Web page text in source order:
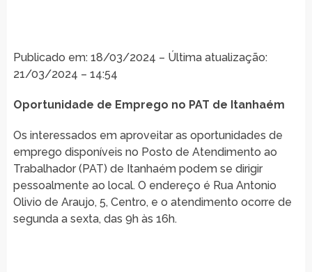
Publicado em: 18/03/2024 – Última atualização:
21/03/2024 – 14:54
Oportunidade de Emprego no PAT de Itanhaém
Os interessados em aproveitar as oportunidades de
emprego disponíveis no Posto de Atendimento ao
Trabalhador (PAT) de Itanhaém podem se dirigir
pessoalmente ao local. O endereço é Rua Antonio
Olivio de Araujo, 5, Centro, e o atendimento ocorre de
segunda a sexta, das 9h às 16h.